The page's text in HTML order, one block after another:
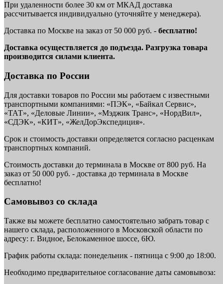
При удаленности более 30 км от МКАД доставка
рассчитывается индивидуально (уточняйте у менеджера).
Доставка по Москве на заказ от 50 000 руб. - бесплатно!
Доставка осуществляется до подъезда. Разгрузка товара
производится силами клиента.
Доставка по России
Для доставки товаров по России мы работаем с известными
транспортными компаниями: «ПЭК», «Байкал Сервис»,
«ТАТ», «Деловые Линии», «Мэджик Транс», «НордВил»,
«СДЭК», «КИТ», «ЖелДорЭкспедиция».
Срок и стоимость доставки определяется согласно расценкам
транспортных компаний.
Стоимость доставки до терминала в Москве от 800 руб. На
заказ от 50 000 руб. - доставка до терминала в Москве
бесплатно!
Самовывоз со склада
Также вы можете бесплатно самостоятельно забрать товар с
нашего склада, расположенного в Московской области по
адресу: г. Видное, Белокаменное шоссе, 6Ю.
График работы склада: понедельник - пятница с 9:00 до 18:00.
Необходимо предварительное согласование даты самовывоза: